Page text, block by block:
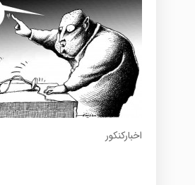
اخبارکنکور